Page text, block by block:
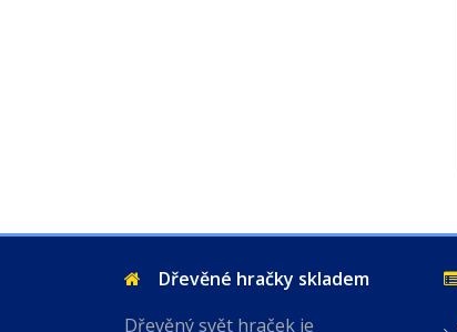
Dřevěné hračky skladem
Dřevěný svět hraček je